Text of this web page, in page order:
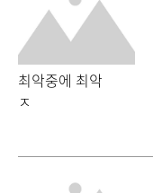
최악중에 최악
ㅈ